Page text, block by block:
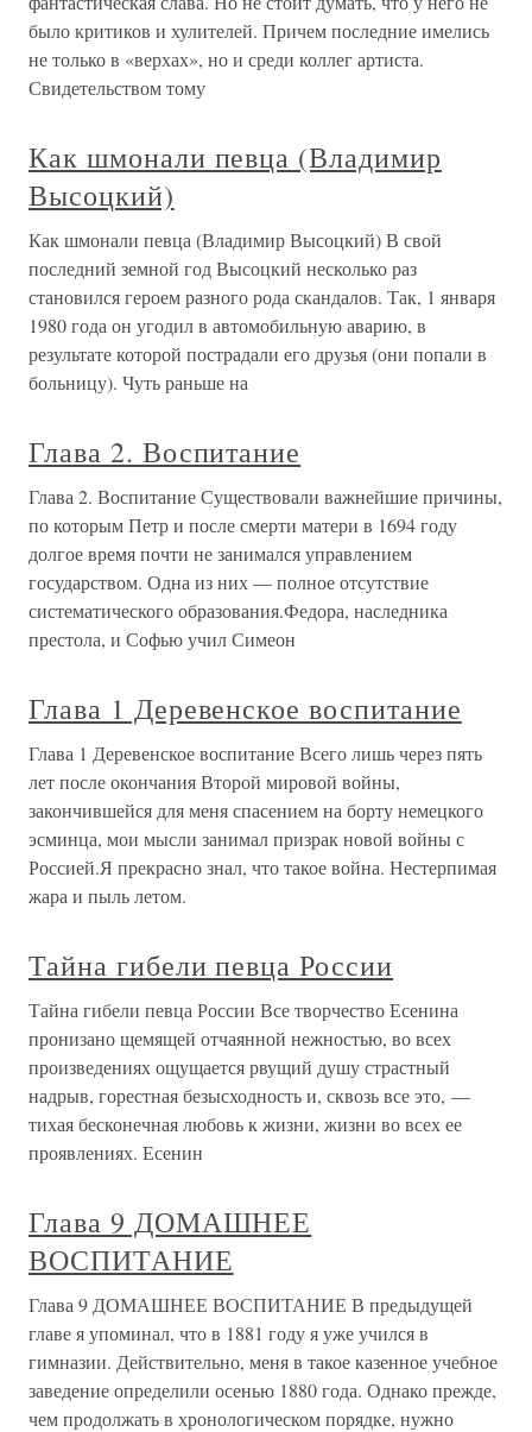
было критиков и хулителей. Причем последние имелись
не только в «верхах», но и среди коллег артиста.
Свидетельством тому
Как шмонали певца (Владимир
Высоцкий)
Как шмонали певца (Владимир Высоцкий) В свой
последний земной год Высоцкий несколько раз
становился героем разного рода скандалов. Так, 1 января
1980 года он угодил в автомобильную аварию, в
результате которой пострадали его друзья (они попали в
больницу). Чуть раньше на
Глава 2. Воспитание
Глава 2. Воспитание Существовали важнейшие причины,
по которым Петр и после смерти матери в 1694 году
долгое время почти не занимался управлением
государством. Одна из них — полное отсутствие
систематического образования.Федора, наследника
престола, и Софью учил Симеон
Глава 1 Деревенское воспитание
Глава 1 Деревенское воспитание Всего лишь через пять
лет после окончания Второй мировой войны,
закончившейся для меня спасением на борту немецкого
эсминца, мои мысли занимал призрак новой войны с
Россией.Я прекрасно знал, что такое война. Нестерпимая
жара и пыль летом.
Тайна гибели певца России
Тайна гибели певца России Все творчество Есенина
пронизано щемящей отчаянной нежностью, во всех
произведениях ощущается рвущий душу страстный
надрыв, горестная безысходность и, сквозь все это, —
тихая бесконечная любовь к жизни, жизни во всех ее
проявлениях. Есенин
Глава 9 ДОМАШНЕЕ
ВОСПИТАНИЕ
Глава 9 ДОМАШНЕЕ ВОСПИТАНИЕ В предыдущей
главе я упоминал, что в 1881 году я уже учился в
гимназии. Действительно, меня в такое казенное учебное
заведение определили осенью 1880 года. Однако прежде,
чем продолжать в хронологическом порядке, нужно